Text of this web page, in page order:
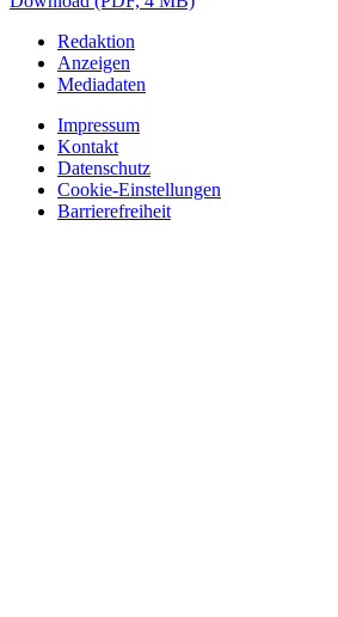
Redaktion
Anzeigen
Mediadaten
Impressum
Kontakt
Datenschutz
Cookie-Einstellungen
Barrierefreiheit